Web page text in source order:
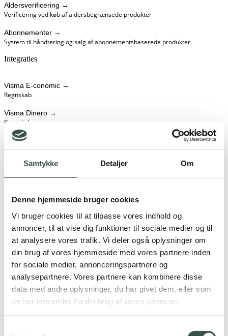
Samtykke Detaljer Om
Denne hjemmeside bruger cookies
Vi bruger cookies til at tilpasse vores indhold og
annoncer, til at vise dig funktioner til sociale medier og til
at analysere vores trafik. Vi deler også oplysninger om
din brug af vores hjemmeside med vores partnere inden
for sociale medier, annonceringspartnere og
analysepartnere. Vores partnere kan kombinere disse
data med andre oplysninger, du har givet dem, eller som
de har indsamlet fra din brug af deres tjenester.
Aldersverificering →
Verificering ved køb af aldersbegrænsede produkter
Abonnementer →
System til håndtering og salg af abonnementsbaserede produkter
Integraties
Visma E-conomic →
Regnskab
Visma Dinero →
Regnskab
Tripletex
Regnskab
Shipmondo→
Fragt- og ordrehåndtering
Salesforce →
CRM
Rentman→
Udlejnings-, ressource- og projektstyring
Rackbeat→
Lager- og ERP-system
Microsoft Dynamics 365→
Samling af forretningsapplikationer
Fortnox→
Regnskab